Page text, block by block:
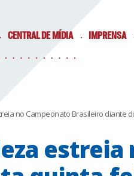
CENTRAL DE MÍDIA IMPRENSA
no Campeonato Brasileiro diante